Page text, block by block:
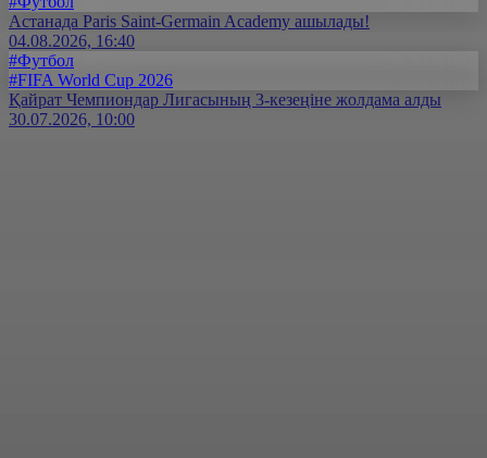
Астанада Paris Saint-Germain Academy ашылады!
04.08.2026, 16:40
#Футбол
#FIFA World Cup 2026
Қайрат Чемпиондар Лигасының 3-кезеңіне жолдама алды
30.07.2026, 10:00